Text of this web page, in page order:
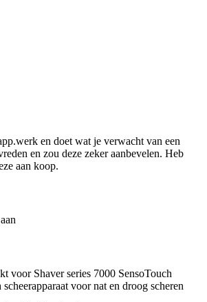
en doet wat je verwacht van een
en zou deze zeker aanbevelen. Heb
aan koop.
voor Shaver series 7000 SensoTouch
voor nat en droog scheren